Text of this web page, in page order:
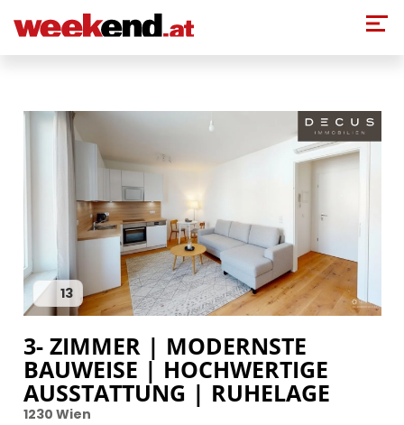
13
3- ZIMMER | MODERNSTE
BAUWEISE | HOCHWERTIGE
AUSSTATTUNG | RUHELAGE
1230 Wien